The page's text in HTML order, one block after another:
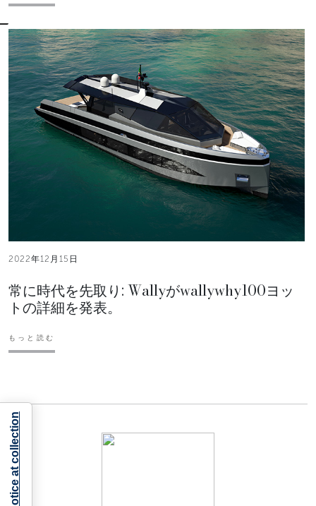
2022年12月15日
常に時代を先取り: Wallyがwallywhy100ヨッ
トの詳細を発表。
もっと読む
Notice at collection